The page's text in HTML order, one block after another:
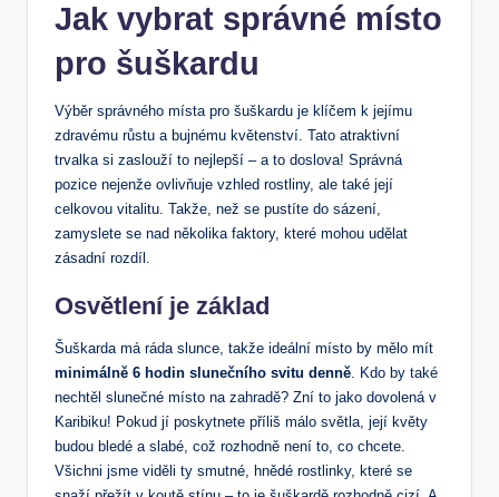
Jak vybrat správné místo
pro šuškardu
Výběr správného místa pro šuškardu je klíčem k jejímu
zdravému růstu a bujnému květenství. Tato atraktivní
trvalka si zaslouží to nejlepší – a to doslova! Správná
pozice nejenže ovlivňuje vzhled rostliny, ale také její
celkovou vitalitu. Takže, než se pustíte do sázení,
zamyslete se nad několika faktory, které mohou udělat
zásadní rozdíl.
Osvětlení je základ
Šuškarda má ráda slunce, takže ideální místo by mělo mít
minimálně 6 hodin slunečního svitu denně. Kdo by také
nechtěl slunečné místo na zahradě? Zní to jako dovolená v
Karibiku! Pokud jí poskytnete příliš málo světla, její květy
budou bledé a slabé, což rozhodně není to, co chcete.
Všichni jsme viděli ty smutné, hnědé rostlinky, které se